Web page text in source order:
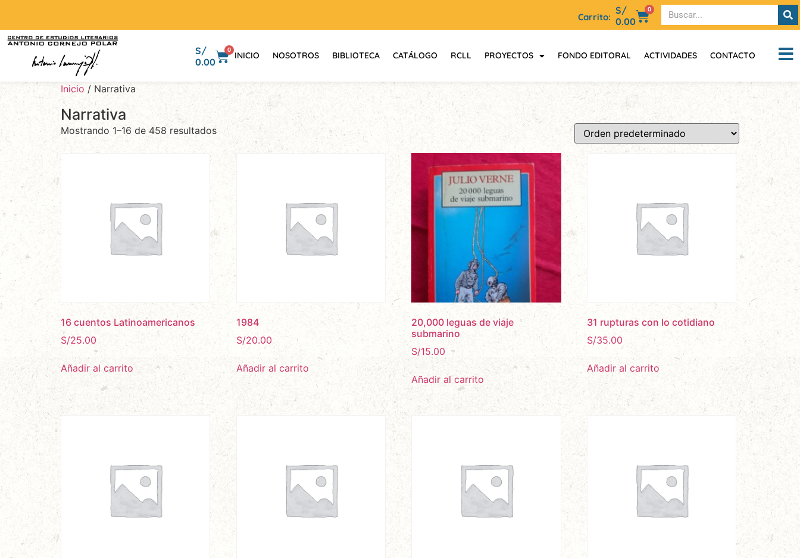
Carrito:
S/
0.00
0
S/
0.00
0
INICIO NOSOTROS BIBLIOTECA CATÁLOGO RCLL PROYECTOS FONDO EDITORAL ACTIVIDADES CONTACTO
Inicio / Narrativa
Narrativa
Mostrando 1–16 de 458 resultados
16 cuentos Latinoamericanos
S/25.00
Añadir al carrito
1984
S/20.00
Añadir al carrito
20,000 leguas de viaje
submarino
S/15.00
Añadir al carrito
31 rupturas con lo cotidiano
S/35.00
Añadir al carrito